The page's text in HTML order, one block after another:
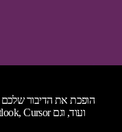
לטקסט מדויק בכל האפליקציות, כמו Slack, Outlook, Cursor ועוד, וגם